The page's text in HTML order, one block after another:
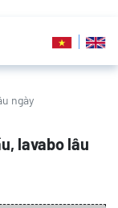
ngày
lavabo lâu